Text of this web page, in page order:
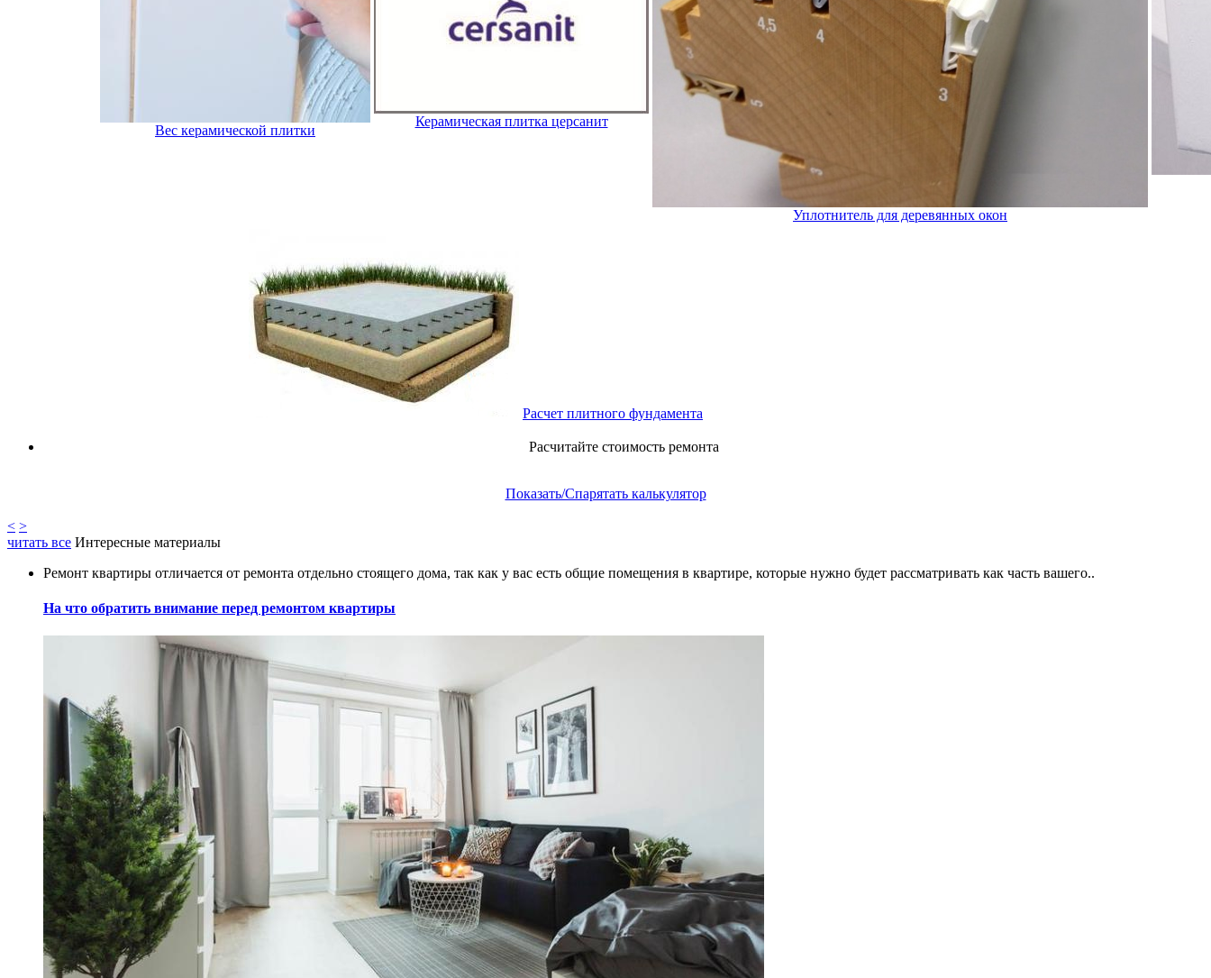
Вес керамической плитки
Керамическая плитка церсанит
Уплотнитель для деревянных окон
Расчет плитного фундамента
Расчитайте стоимость ремонта
Показать/Спарятать калькулятор
< >
читать все Интересные материалы
Ремонт квартиры отличается от ремонта отдельно стоящего дома, так как у вас есть общие помещения в квартире, которые нужно будет рассматривать как часть вашего..
На что обратить внимание перед ремонтом квартиры